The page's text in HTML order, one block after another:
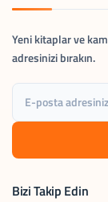
Yeni kitaplar ve
adresinizi bırakın.
Bizi Takip Edin